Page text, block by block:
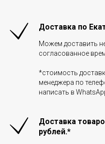
Доставка по
Можем доставить
согласованное
*стоимость
менеджера по
написать в
Доставка
рублей.*